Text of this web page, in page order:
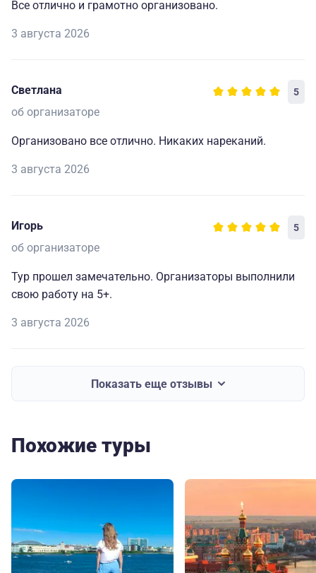
Все отлично и грамотно организовано.
3 августа 2026
Светлана 5
об организаторе
Организовано все отлично. Никаких нареканий.
3 августа 2026
Игорь 5
об организаторе
Тур прошел замечательно. Организаторы выполнили
свою работу на 5+.
3 августа 2026
Показать еще отзывы
Похожие туры